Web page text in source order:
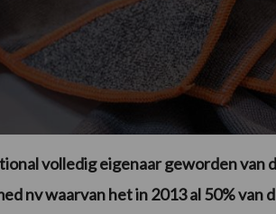
volledig eigenaar geworden van
nv waarvan het in 2013 al 50% van